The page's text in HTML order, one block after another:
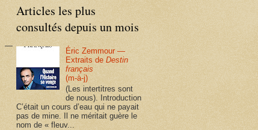
Articles les plus
consultés depuis un mois
Éric Zemmour —
Extraits deDestin
français
(m-à-j)
(Les intertitres sont
de nous). Introduction
C’était un cours d’eau qui ne payait
pas de mine. Il ne méritait guère le
nom de « fleuv...